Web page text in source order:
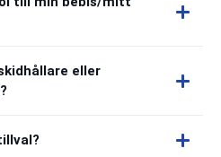
eller